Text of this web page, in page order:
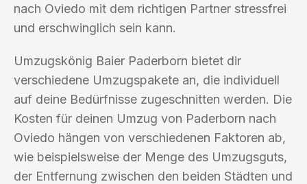
nach Oviedo mit dem richtigen Partner stressfrei
und erschwinglich sein kann.
Umzugskönig Baier Paderborn bietet dir
verschiedene Umzugspakete an, die individuell
auf deine Bedürfnisse zugeschnitten werden. Die
Kosten für deinen Umzug von Paderborn nach
Oviedo hängen von verschiedenen Faktoren ab,
wie beispielsweise der Menge des Umzugsguts,
der Entfernung zwischen den beiden Städten und